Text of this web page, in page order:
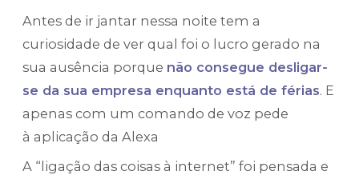
Antes de ir jantar nessa noite tem a
curiosidade de ver qual foi o lucro gerado na
sua ausência porque não consegue desligar-
se da sua empresa enquanto está de férias. E
apenas com um comando de voz pede
à aplicação da Alexa
A “ligação das coisas à internet” foi pensada e